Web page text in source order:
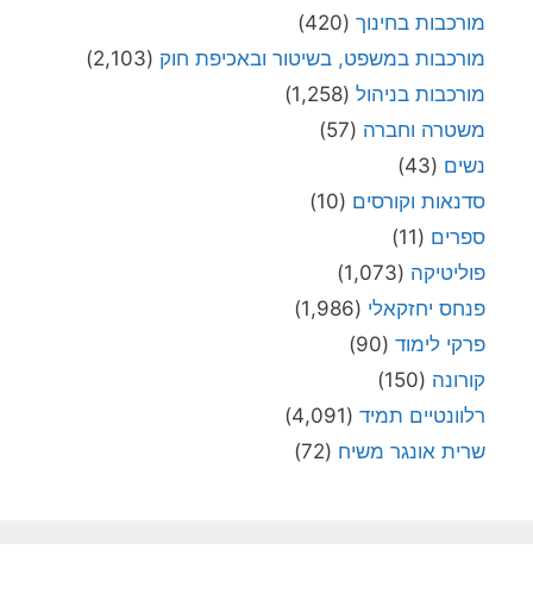
מורכבות בחינוך (420)
מורכבות במשפט, בשיטור ובאכיפת חוק (2,103)
מורכבות בניהול (1,258)
משטרה וחברה (57)
נשים (43)
סדנאות וקורסים (10)
ספרים (11)
פוליטיקה (1,073)
פנחס יחזקאלי (1,986)
פרקי לימוד (90)
קורונה (150)
רלוונטיים תמיד (4,091)
שרית אונגר משיח (72)